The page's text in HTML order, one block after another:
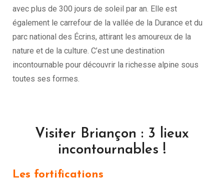
avec plus de 300 jours de soleil par an. Elle est
également le carrefour de la vallée de la Durance et du
parc national des Écrins, attirant les amoureux de la
nature et de la culture. C’est une destination
incontournable pour découvrir la richesse alpine sous
toutes ses formes.
Visiter Briançon : 3 lieux
incontournables !
Les fortifications